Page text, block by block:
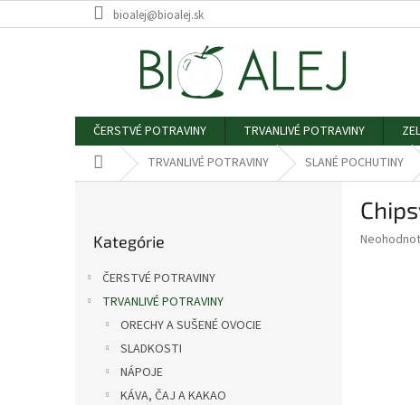
na
bioalej@bioalej.sk
ČERSTVÉ POTRAVINY TRVANLIVÉ POTRAVINY
Domov TRVANLIVÉ POTRAVINY SLANÉ POCHUTINY
kategórie
Kategórie
ČERSTVÉ POTRAVINY
TRVANLIVÉ POTRAVINY
ORECHY A SUŠENÉ OVOCIE
SLADKOSTI
NÁPOJE
KÁVA, ČAJ A KAKAO
Priemerné